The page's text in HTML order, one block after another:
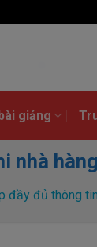
giảng
nhà
đầy đủ thông